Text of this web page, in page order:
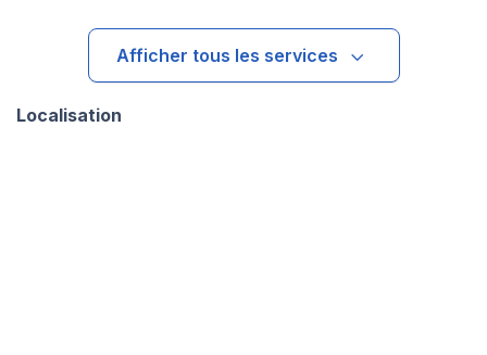
Afficher tous les services
Localisation